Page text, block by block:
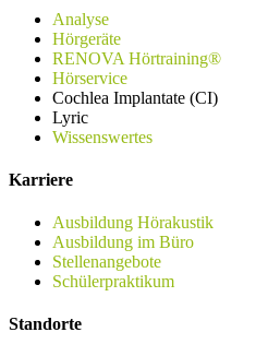
Analyse
Hörgeräte
RENOVA Hörtraining®
Hörservice
Cochlea Implantate (CI)
Lyric
Wissenswertes
Karriere
Ausbildung Hörakustik
Ausbildung im Büro
Stellenangebote
Schülerpraktikum
Standorte